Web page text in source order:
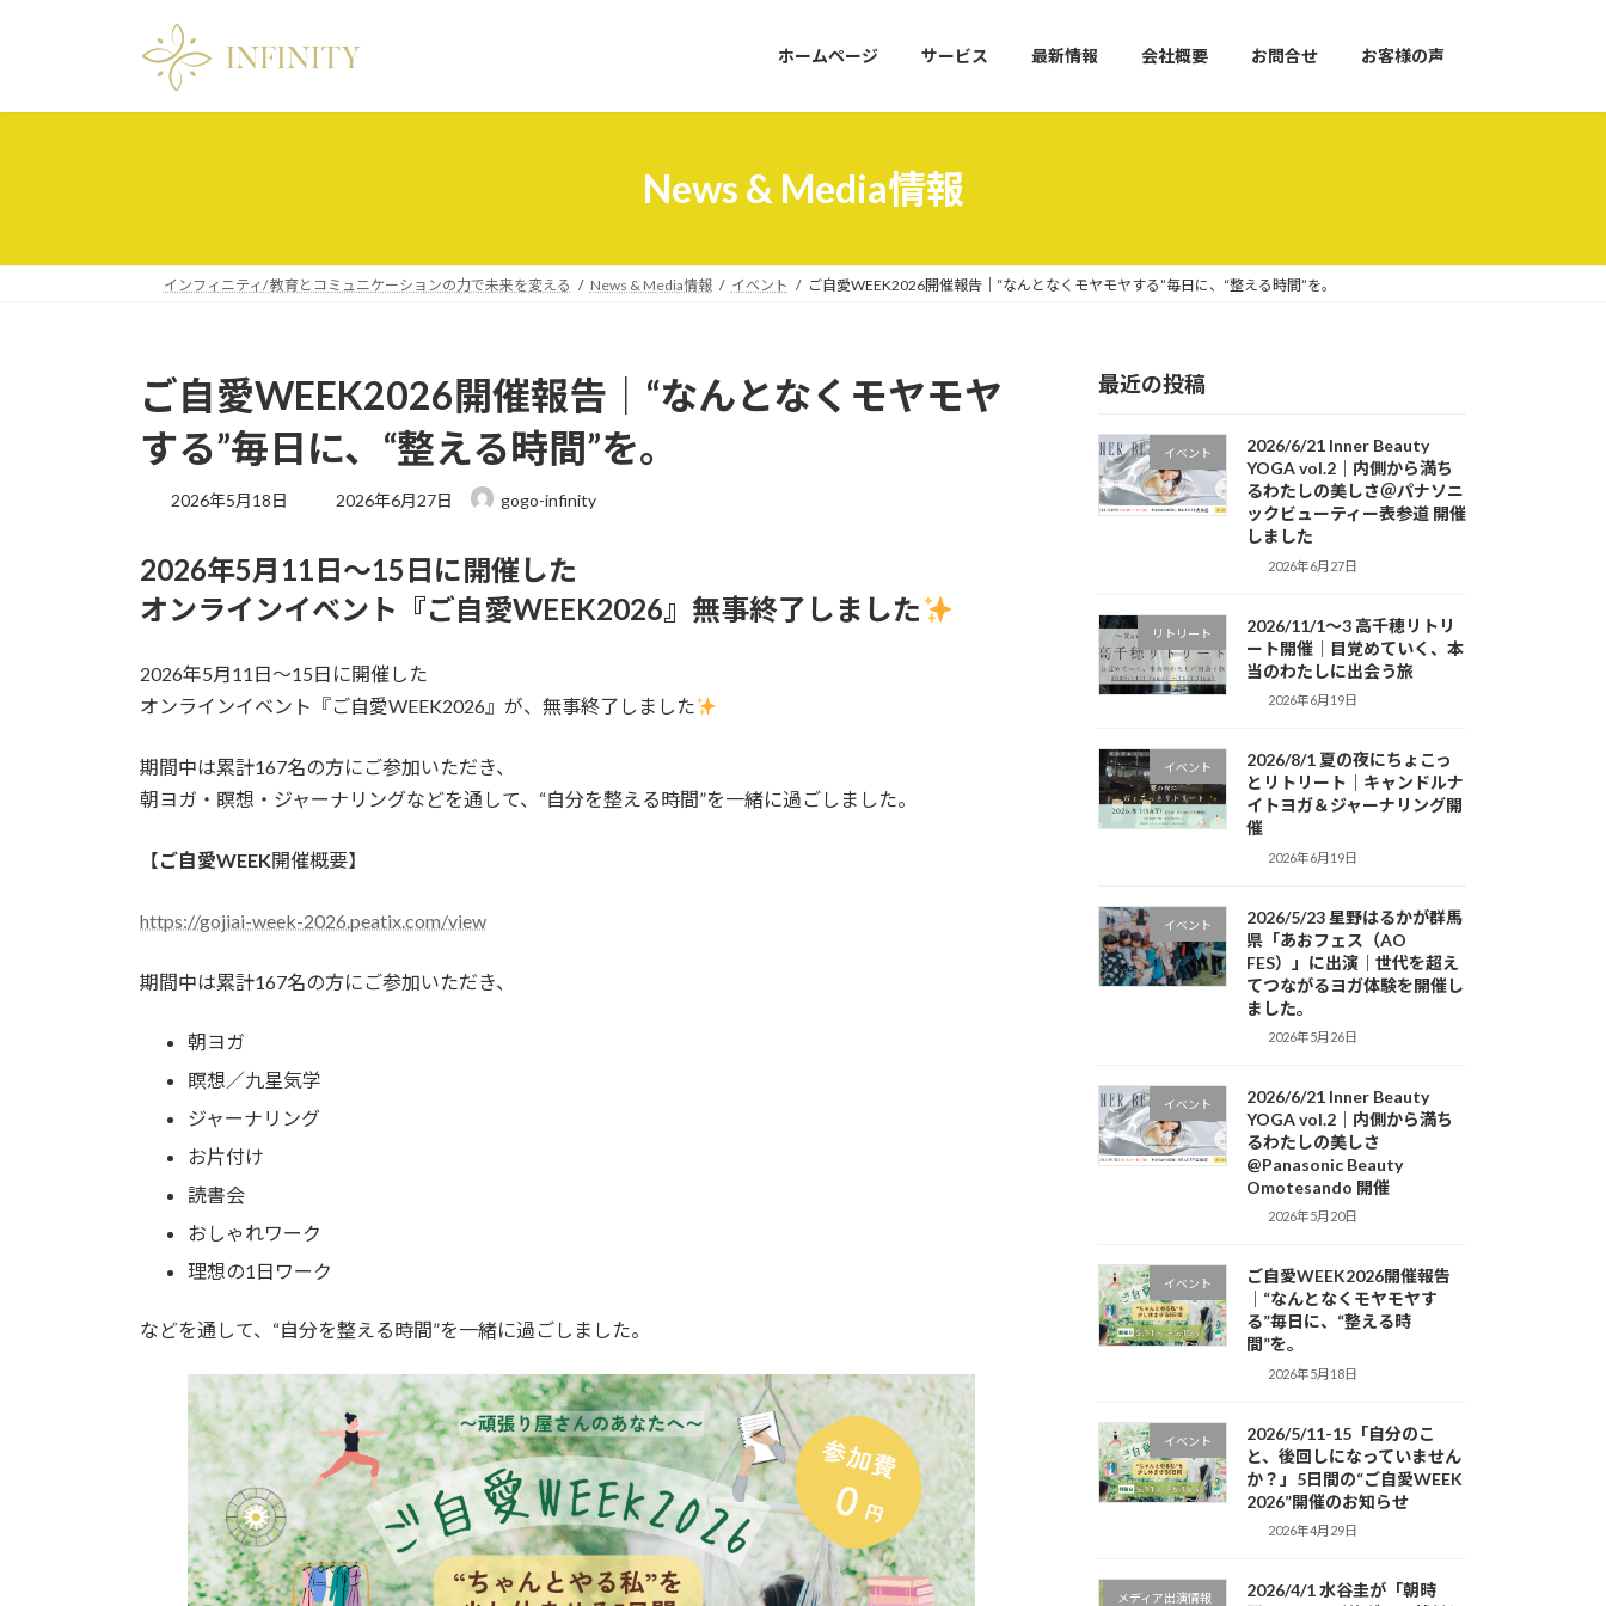
プ
動
ホームページ サービス 最新情報 会社概要 お問合せ お客様の声
News & Media情報
インフィニティ/ 教育とコミュニケーションの力で未来を変える News & Media情報 イベント ご自愛WEEK2026開催報告｜“なんとなくモヤモヤする”毎日に、“整える時間”を。
ご自愛WEEK2026開催報告｜“なんとなくモヤモヤ
する”毎日に、“整える時間”を。
2026年5月18日
最
新
時
2026年6月27日 gogo-infinity
2026年5月11日〜15日に開催した
オンラインイベント『ご自愛WEEK2026』無事終了しました
2026年5月11日〜15日に開催した
オンラインイベント『ご自愛WEEK2026』が、無事終了しました
期間中は累計167名の方にご参加いただき、
朝ヨガ・瞑想・ジャーナリングなどを通して、“自分を整える時間”を一緒に過ごしました。
【ご自愛WEEK開催概要】
https://gojiai-week-2026.peatix.com/view
期間中は累計167名の方にご参加いただき、
朝ヨガ
瞑想／九星気学
ジャーナリング
お片付け
読書会
おしゃれワーク
理想の1日ワーク
などを通して、“自分を整える時間”を一緒に過ごしました。
最近の投稿
イベント
2026/6/21 Inner Beauty
YOGA vol.2｜内側から満ち
るわたしの美しさ＠パナソニ
ックビューティー表参道 開催
しました
2026年6月27日
リトリート
2026/11/1〜3 高千穂リトリ
ート開催｜目覚めていく、本
当のわたしに出会う旅
2026年6月19日
イベント
2026/8/1 夏の夜にちょこっ
とリトリート｜キャンドルナ
イトヨガ＆ジャーナリング開
催
2026年6月19日
イベント
2026/5/23 星野はるかが群馬
県「あおフェス（AO
FES）」に出演｜世代を超え
てつながるヨガ体験を開催し
ました。
2026年5月26日
イベント
2026/6/21 Inner Beauty
YOGA vol.2｜内側から満ち
るわたしの美しさ
@Panasonic Beauty
Omotesando 開催
2026年5月20日
イベント
ご自愛WEEK2026開催報告
｜“なんとなくモヤモヤす
る”毎日に、“整える時
間”を。
2026年5月18日
イベント
2026/5/11-15「自分のこ
と、後回しになっていません
か？」5日間の“ご自愛WEEK
2026”開催のお知らせ
2026年4月29日
メディア出演情報
2026/4/1 水谷圭が「朝時